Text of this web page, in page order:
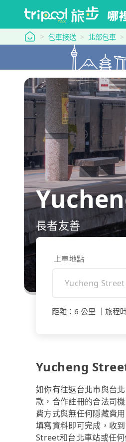
tripool 旅步
包車接送 北部包車
長者友善
上車地點
距離 ： 6 公里 旅程
Yucheng
如你有往返台北市與台
款，合作註冊的合法司
費方式與無任何隱藏費
填寫資料即可完成，收
Street和台北車站或任